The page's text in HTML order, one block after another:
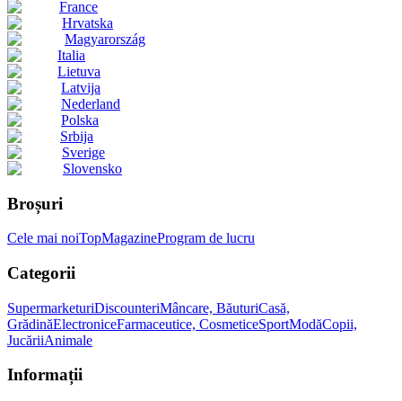
France
Hrvatska
Magyarország
Italia
Lietuva
Latvija
Nederland
Polska
Srbija
Sverige
Slovensko
Broșuri
Cele mai noiTopMagazineProgram de lucru
Categorii
SupermarketuriDiscounteriMâncare, BăuturiCasă,
GrădinăElectroniceFarmaceutice, CosmeticeSportModăCopii,
JucăriiAnimale
Informații